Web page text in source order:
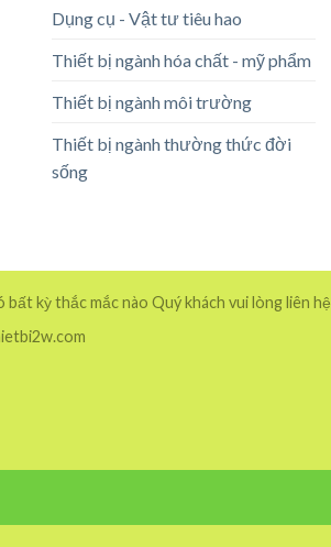
Dụng cụ - Vật tư tiêu hao
Thiết bị ngành hóa chất - mỹ phẩm
Thiết bị ngành môi trường
Thiết bị ngành thường thức đời
sống
kỳ thắc mắc nào Quý khách vui lòng liên